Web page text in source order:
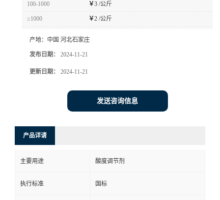
100-1000 ￥3 /公斤
≥1000 ￥2 /公斤
产地： 中国 河北石家庄
发布日期： 2024-11-21
更新日期： 2024-11-21
发送咨询信息
产品详请
主要用途 酸度调节剂
执行标准 国标